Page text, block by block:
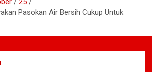
25
Pasokan Air Bersih Cukup Untuk